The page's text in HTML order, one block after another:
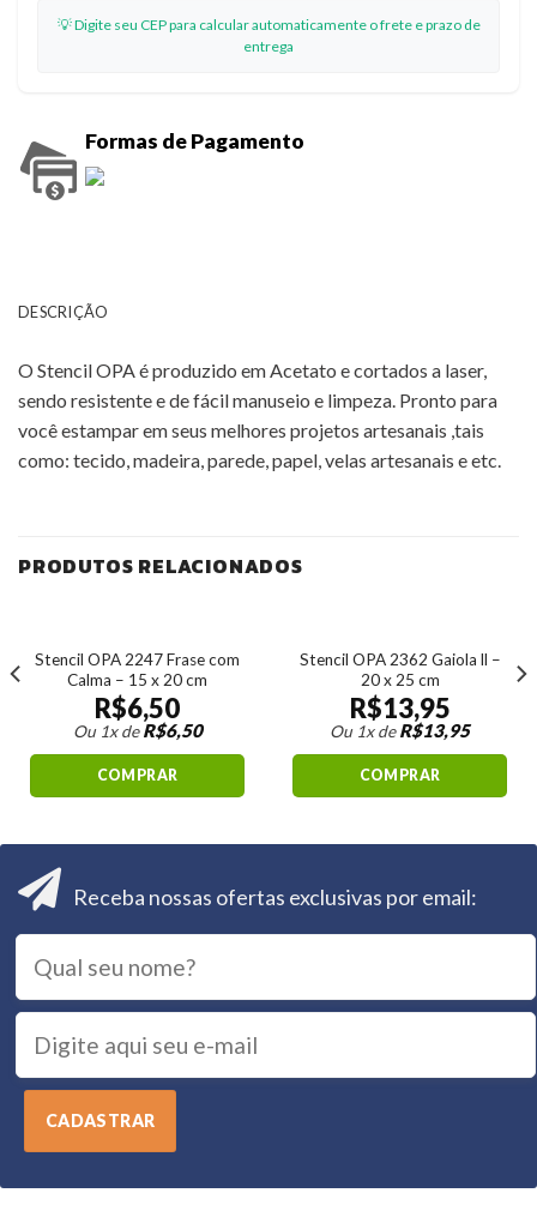
💡 Digite seu CEP para calcular automaticamente o frete e prazo de
entrega
Formas de Pagamento
DESCRIÇÃO
O Stencil OPA é produzido em Acetato e cortados a laser,
sendo resistente e de fácil manuseio e limpeza. Pronto para
você estampar em seus melhores projetos artesanais ,tais
como: tecido, madeira, parede, papel, velas artesanais e etc.
PRODUTOS RELACIONADOS
Stencil OPA 2247 Frase com
Calma – 15 x 20 cm
R$6,50
Ou 1x deR$6,50
COMPRAR
Stencil OPA 2362 Gaiola ll –
20 x 25 cm
R$13,95
Ou 1x deR$13,95
COMPRAR
Receba nossas ofertas exclusivas por email: